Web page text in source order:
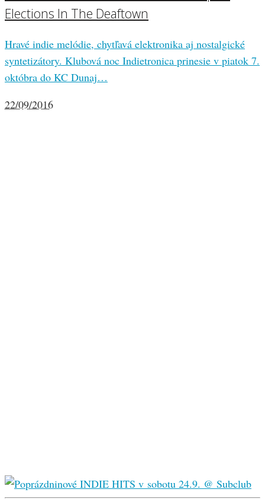
Elections In The Deaftown
Hravé indie melódie, chytľavá elektronika aj nostalgické
syntetizátory. Klubová noc Indietronica prinesie v piatok 7.
októbra do KC Dunaj…
22/09/2016